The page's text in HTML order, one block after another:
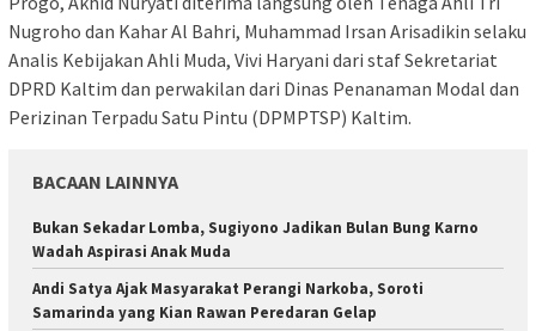
Nugroho dan Kahar Al Bahri, Muhammad Irsan Arisadikin selaku
Analis Kebijakan Ahli Muda, Vivi Haryani dari staf Sekretariat
DPRD Kaltim dan perwakilan dari Dinas Penanaman Modal dan
Perizinan Terpadu Satu Pintu (DPMPTSP) Kaltim.
BACAAN LAINNYA
Bukan Sekadar Lomba, Sugiyono Jadikan Bulan Bung Karno
Wadah Aspirasi Anak Muda
Andi Satya Ajak Masyarakat Perangi Narkoba, Soroti
Samarinda yang Kian Rawan Peredaran Gelap